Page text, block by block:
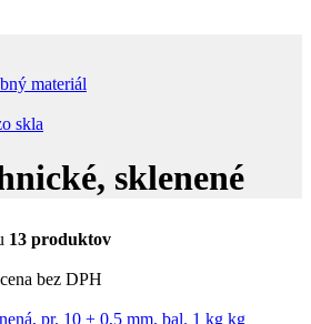
materiál
skla
sklenené
13 produktov
cena bez DPH